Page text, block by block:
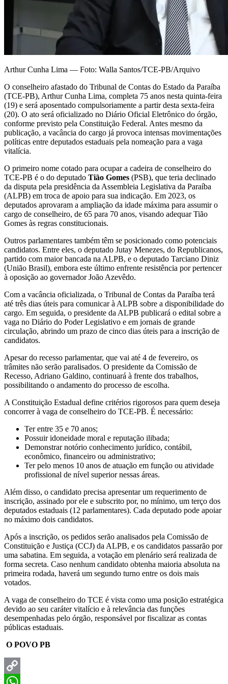
Arthur Cunha Lima — Foto: Walla Santos/TCE-PB/Arquivo
O conselheiro afastado do Tribunal de Contas do Estado da Paraíba
(TCE-PB), Arthur Cunha Lima, completa 75 anos nesta quinta-feira
(19) e será aposentado compulsoriamente a partir desta sexta-feira
(20). O ato será oficializado no Diário Oficial Eletrônico do órgão,
conforme previsto pela Constituição Federal. Antes mesmo da
publicação, a vacância do cargo já provoca intensas movimentações
políticas entre deputados estaduais pela nomeação para a vaga
vitalícia.
O primeiro nome cotado para ocupar a cadeira de conselheiro do
TCE-PB é o do deputado Tião Gomes (PSB), que teria declinado
da disputa pela presidência da Assembleia Legislativa da Paraíba
(ALPB) em troca de apoio para sua indicação. Em 2023, os
deputados aprovaram a ampliação da idade máxima para assumir o
cargo de conselheiro, de 65 para 70 anos, visando adequar Tião
Gomes às regras constitucionais.
Outros parlamentares também têm se posicionado como potenciais
candidatos. Entre eles, o deputado Jutay Menezes, do Republicanos,
partido com maior bancada na ALPB, e o deputado Tarciano Diniz
(União Brasil), embora este último enfrente resistência por pertencer
à oposição ao governador João Azevêdo.
Com a vacância oficializada, o Tribunal de Contas da Paraíba terá
até três dias úteis para comunicar à ALPB sobre a disponibilidade do
cargo. Em seguida, o presidente da ALPB publicará o edital sobre a
vaga no Diário do Poder Legislativo e em jornais de grande
circulação, abrindo um prazo de cinco dias úteis para a inscrição de
candidatos.
Apesar do recesso parlamentar, que vai até 4 de fevereiro, os
trâmites não serão paralisados. O presidente da Comissão de
Recesso, Adriano Galdino, continuará à frente dos trabalhos,
possibilitando o andamento do processo de escolha.
A Constituição Estadual define critérios rigorosos para quem deseja
concorrer à vaga de conselheiro do TCE-PB. É necessário:
Ter entre 35 e 70 anos;
Possuir idoneidade moral e reputação ilibada;
Demonstrar notório conhecimento jurídico, contábil,
econômico, financeiro ou administrativo;
Ter pelo menos 10 anos de atuação em função ou atividade
profissional de nível superior nessas áreas.
Além disso, o candidato precisa apresentar um requerimento de
inscrição, assinado por ele e subscrito por, no mínimo, um terço dos
deputados estaduais (12 parlamentares). Cada deputado pode apoiar
no máximo dois candidatos.
Após a inscrição, os pedidos serão analisados pela Comissão de
Constituição e Justiça (CCJ) da ALPB, e os candidatos passarão por
uma sabatina. Em seguida, a votação em plenário será realizada de
forma secreta. Caso nenhum candidato obtenha maioria absoluta na
primeira rodada, haverá um segundo turno entre os dois mais
votados.
A vaga de conselheiro do TCE é vista como uma posição estratégica
devido ao seu caráter vitalício e à relevância das funções
desempenhadas pelo órgão, responsável por fiscalizar as contas
públicas estaduais.
O POVO PB
Copy